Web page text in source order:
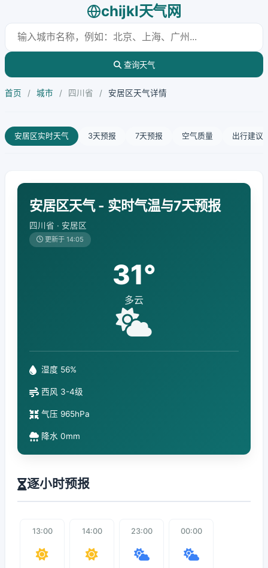
chijkl天气网
查询天气
首页 / 城市 / 四川省 / 安居区天气详情
安居区实时天气 3天预报 7天预报 空气质量 出行建议
安居区天气 - 实时气温与7天预报
四川省 · 安居区
更新于 14:05
31°
多云
湿度 56%
西风 3-4级
气压 965hPa
降水 0mm
逐小时预报
13:00 14:00 23:00 00:00